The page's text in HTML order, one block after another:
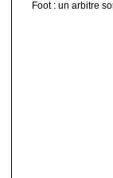
Foot : un arbitre